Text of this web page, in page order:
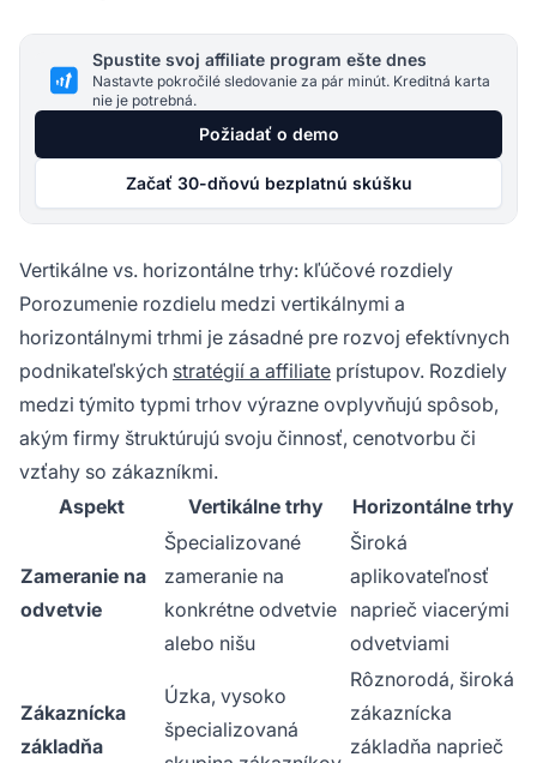
Spustite svoj affiliate program ešte dnes
Nastavte pokročilé sledovanie za pár minút. Kreditná karta
nie je potrebná.
Požiadať o demo
Začať 30-dňovú bezplatnú skúšku
Vertikálne vs. horizontálne trhy: kľúčové rozdiely
Porozumenie rozdielu medzi vertikálnymi a
horizontálnymi trhmi je zásadné pre rozvoj efektívnych
podnikateľských stratégií a affiliate prístupov. Rozdiely
medzi týmito typmi trhov výrazne ovplyvňujú spôsob,
akým firmy štruktúrujú svoju činnosť, cenotvorbu či
vzťahy so zákazníkmi.
Aspekt
Vertikálne trhy Horizontálne trhy
Zameranie na
odvetvie
Špecializované
zameranie na
konkrétne odvetvie
alebo nišu
Široká
aplikovateľnosť
naprieč viacerými
odvetviami
Zákaznícka
základňa
Úzka, vysoko
špecializovaná
Rôznorodá, široká
zákaznícka
základňa naprieč